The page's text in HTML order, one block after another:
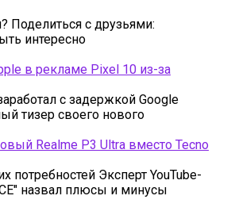
Поделиться с друзьями:
интересно
в рекламе Pixel 10 из-за
с задержкой Google
тизер своего нового
Realme P3 Ultra вместо Tecno
потребностей Эксперт YouTube-
назвал плюсы и минусы